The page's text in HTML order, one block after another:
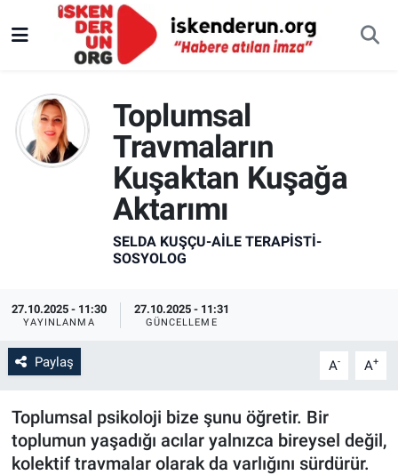
Toplumsal
Travmaların
Kuşaktan Kuşağa
Aktarımı
SELDA KUŞÇU-AILE TERAPISTI-
SOSYOLOG
27.10.2025 - 11:30
YAYINLANMA
27.10.2025 - 11:31
GÜNCELLEME
Paylaş A- A+
Toplumsal psikoloji bize şunu öğretir. Bir
toplumun yaşadığı acılar yalnızca bireysel değil,
kolektif travmalar olarak da varlığını sürdürür.